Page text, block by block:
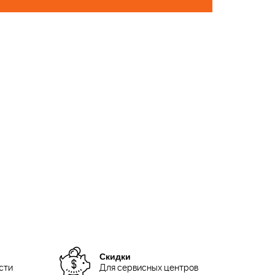
Скидки
Для сервисных центров